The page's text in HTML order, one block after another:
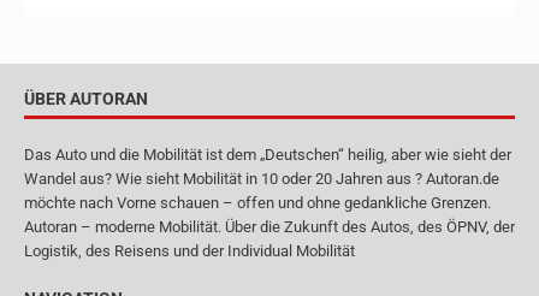
ÜBER AUTORAN
Das Auto und die Mobilität ist dem „Deutschen“ heilig, aber wie sieht der
Wandel aus? Wie sieht Mobilität in 10 oder 20 Jahren aus ? Autoran.de
möchte nach Vorne schauen – offen und ohne gedankliche Grenzen.
Autoran – moderne Mobilität. Über die Zukunft des Autos, des ÖPNV, der
Logistik, des Reisens und der Individual Mobilität